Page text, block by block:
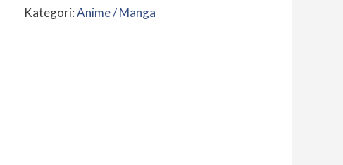
iT
Kategori:Anime / Manga